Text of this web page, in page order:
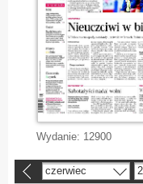
Wydanie: 12900
czerwiec